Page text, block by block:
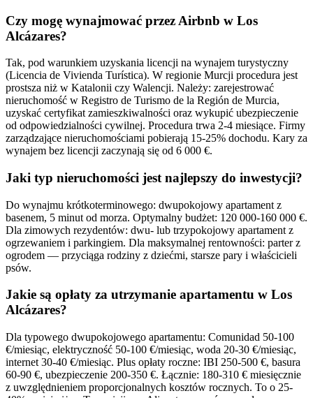
Czy mogę wynajmować przez Airbnb w Los
Alcázares?
Tak, pod warunkiem uzyskania licencji na wynajem turystyczny
(Licencia de Vivienda Turística). W regionie Murcji procedura jest
prostsza niż w Katalonii czy Walencji. Należy: zarejestrować
nieruchomość w Registro de Turismo de la Región de Murcia,
uzyskać certyfikat zamieszkiwalności oraz wykupić ubezpieczenie
od odpowiedzialności cywilnej. Procedura trwa 2-4 miesiące. Firmy
zarządzające nieruchomościami pobierają 15-25% dochodu. Kary za
wynajem bez licencji zaczynają się od 6 000 €.
Jaki typ nieruchomości jest najlepszy do inwestycji?
Do wynajmu krótkoterminowego: dwupokojowy apartament z
basenem, 5 minut od morza. Optymalny budżet: 120 000-160 000 €.
Dla zimowych rezydentów: dwu- lub trzypokojowy apartament z
ogrzewaniem i parkingiem. Dla maksymalnej rentowności: parter z
ogrodem — przyciąga rodziny z dziećmi, starsze pary i właścicieli
psów.
Jakie są opłaty za utrzymanie apartamentu w Los
Alcázares?
Dla typowego dwupokojowego apartamentu: Comunidad 50-100
€/miesiąc, elektryczność 50-100 €/miesiąc, woda 20-30 €/miesiąc,
internet 30-40 €/miesiąc. Plus opłaty roczne: IBI 250-500 €, basura
60-90 €, ubezpieczenie 200-350 €. Łącznie: 180-310 € miesięcznie
z uwzględnieniem proporcjonalnych kosztów rocznych. To o 25-